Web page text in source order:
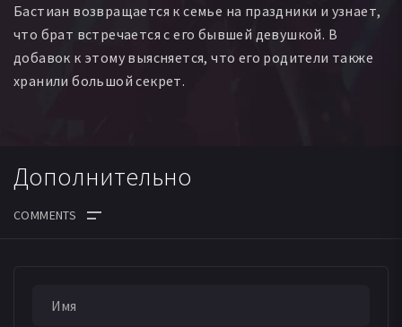
Бастиан возвращается к семье на праздники и узнает,
что брат встречается с его бывшей девушкой. В
добавок к этому выясняется, что его родители также
хранили большой секрет.
Дополнительно